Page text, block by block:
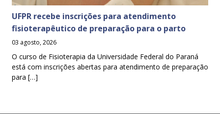
UFPR recebe inscrições para atendimento
fisioterapêutico de preparação para o parto
03 agosto, 2026
O curso de Fisioterapia da Universidade Federal do Paraná
está com inscrições abertas para atendimento de preparação
para […]